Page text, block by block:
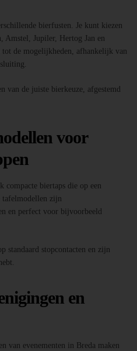
bierfusten. Je kunt kiezen
Amstel, Jupiler, Hertog Jan en
tot de mogelijkheden, afhankelijk van
van de juiste bierkeuze, afgestemd
voor
compacte biertaps die op een
tafelmodellen zijn
en perfect voor bijvoorbeeld
standaard stopcontacten en zijn
en
van evenementen in Breda maken